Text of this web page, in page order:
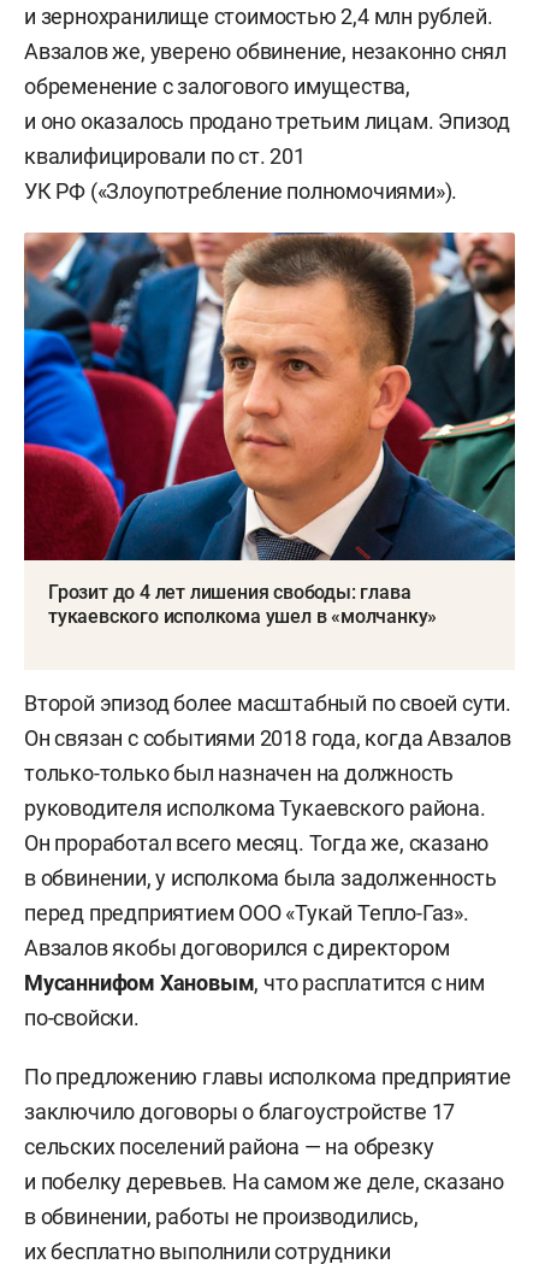
и зернохранилище стоимостью 2,4 млн рублей.
Авзалов же, уверено обвинение, незаконно снял
обременение с залогового имущества,
и оно оказалось продано третьим лицам. Эпизод
квалифицировали по ст. 201
УК РФ («Злоупотребление полномочиями»).
Грозит до 4 лет лишения свободы: глава
тукаевского исполкома ушел в «молчанку»
Второй эпизод более масштабный по своей сути.
Он связан с событиями 2018 года, когда Авзалов
только-только был назначен на должность
руководителя исполкома Тукаевского района.
Он проработал всего месяц. Тогда же, сказано
в обвинении, у исполкома была задолженность
перед предприятием ООО «Тукай Тепло-Газ».
Авзалов якобы договорился с директором
Мусаннифом Хановым, что расплатится с ним
по-свойски.
По предложению главы исполкома предприятие
заключило договоры о благоустройстве 17
сельских поселений района — на обрезку
и побелку деревьев. На самом же деле, сказано
в обвинении, работы не производились,
их бесплатно выполнили сотрудники